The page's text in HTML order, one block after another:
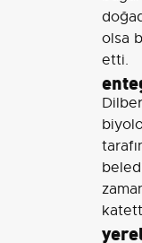
olsa
etti.